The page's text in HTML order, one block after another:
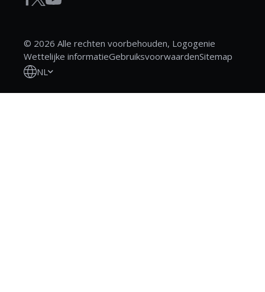
© 2026 Alle rechten voorbehouden, Logogenie
Wettelijke informatieGebruiksvoorwaardenSitemap
NL